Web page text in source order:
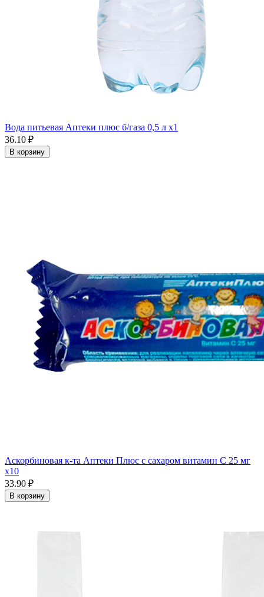
Вода питьевая Аптеки плюс б/газа 0,5 л x1
36.10 ₽
В корзину
Аскорбиновая к-та Аптеки Плюс с сахаром витамин С 25 мг
x10
33.90 ₽
В корзину